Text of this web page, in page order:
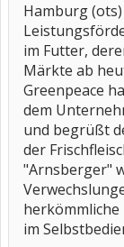
Hamburg
im Futter,
Märkte ab
Greenpeace
dem
und begrüßt
der
"Arnsberger"
im